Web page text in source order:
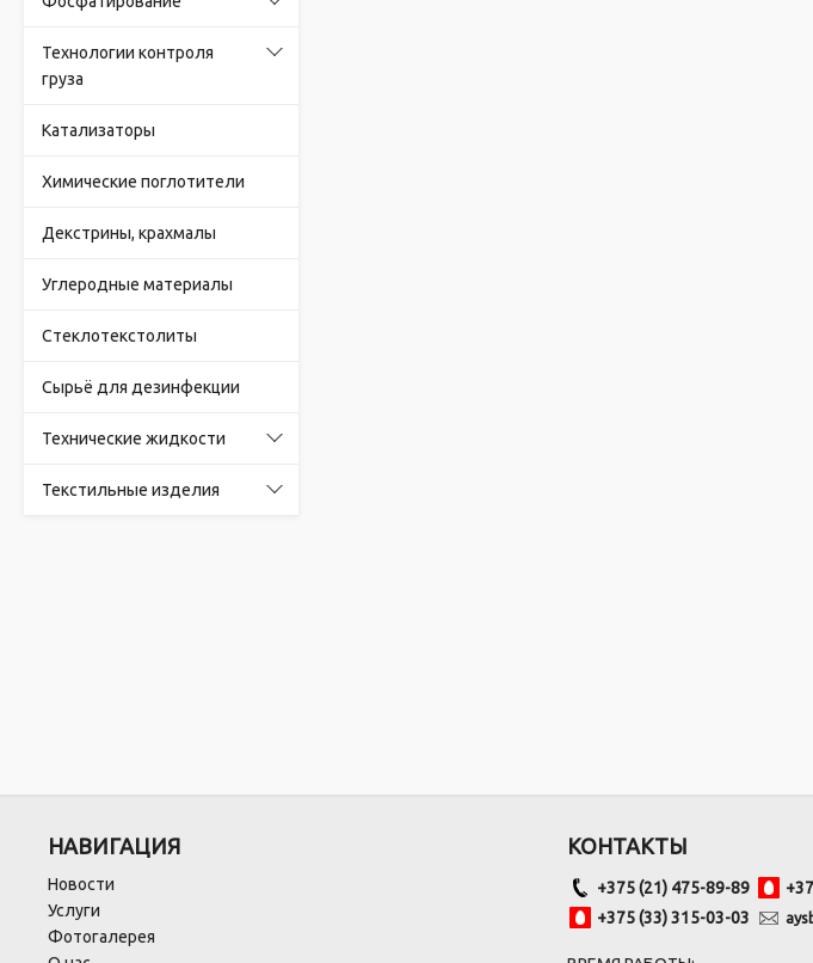
Технологии контроля
груза
Катализаторы
Химические поглотители
Декстрины, крахмалы
Углеродные материалы
Стеклотекстолиты
Сырьё для дезинфекции
Технические жидкости
Текстильные изделия
НАВИГАЦИЯ
Новости
Услуги
Фотогалерея
КОНТАКТЫ
+375 (21) 475-89-89
+375 (33) 315-03-03